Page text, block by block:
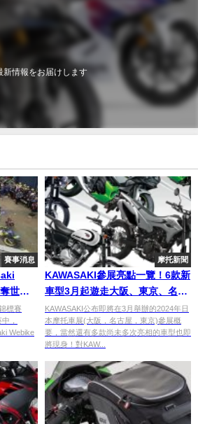
新情報をお届けします
賽事消息
世界
標賽
，
Webike
摩托新聞
KAWASAKI參展亮點一覽！6款新
車型3月起遊走大阪、東京、名古
屋車展
KAWASAKI公布即將在3月舉辦的2024年日
本摩托車展(大阪，名古屋，東京)參展概
要，當然還有多款尚未多次亮相的車型也即
將現身！對KAW...